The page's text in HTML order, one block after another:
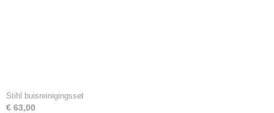
Stihl buisreinigingsset
€ 63,00